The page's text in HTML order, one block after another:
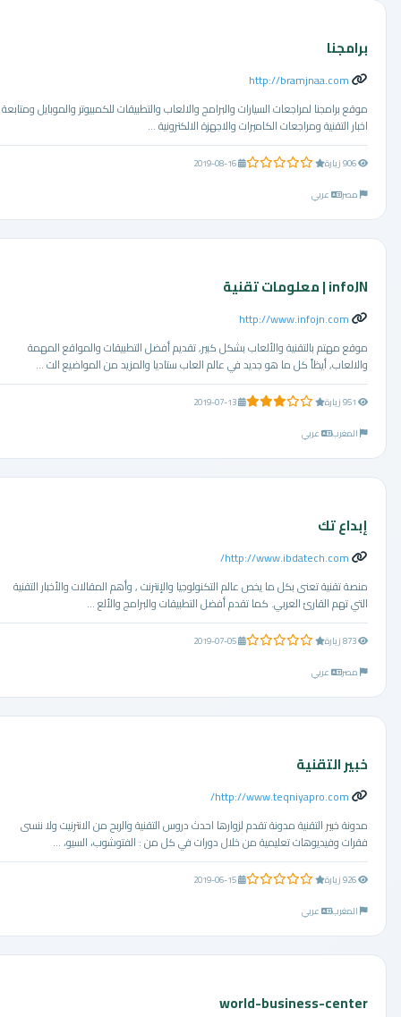
برامجنا
http://bramjnaa.com
موقع برامجنا لمراجعات السيارات والبرامج والالعاب والتطبيقات للكمبيوتر والموبايل ومتابعة
اخبار التقنية ومراجعات الكاميرات والاجهزة الالكترونية ...
0.0 من 5 نجوم
2019-08-16
مصر
عربي
infoJN | معلومات تقنية
http://www.infojn.com
موقع مهتم بالتقنية والألعاب بشكل كبير, تقديم أفضل التطبيقات والمواقع المهمة
والالعاب, أيظاً كل ما هو جديد في عالم العاب ستاديا والمزيد من المواضيع الت ...
3.0 من 5 نجوم
2019-07-13
المغرب
عربي
إبداع تك
http://www.ibdatech.com/
منصة تقنية تعنى بكل ما يخص عالم التكنولوجيا والإنترنت , وأهم المقالات والأخبار التقنية
التي تهم القارئ العربي. كما تقدم أفضل التطبيقات والبرامج والألع ...
0.0 من 5 نجوم
2019-07-05
مصر
عربي
خبير التقنية
http://www.teqniyapro.com/
مدونة خبير التقنية مدونة تقدم لزوارها احدث دروس التقنية والربح من الانترنيت ولا ننسى
فقرات وفيديوهات تعليمية من خلال دورات في كل من : الفتوشوب، السيو، ...
0.0 من 5 نجوم
2019-06-15
المغرب
عربي
world-business-center